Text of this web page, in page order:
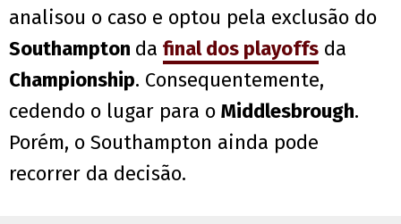
analisou o caso e optou pela exclusão do
Southampton da final dos playoffs da
Championship. Consequentemente,
cedendo o lugar para o Middlesbrough.
Porém, o Southampton ainda pode
recorrer da decisão.